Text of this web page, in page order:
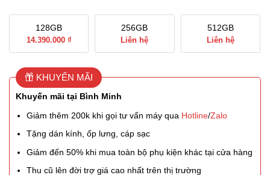
128GB
14.390.000 ₫
256GB
Liên hệ
512GB
Liên hệ
KHUYẾN MÃI
Khuyến mãi tại Bình Minh
Giảm thêm 200k khi gọi tư vấn máy qua Hotline/Zalo
Tặng dán kính, ốp lưng, cáp sạc
Giảm đến 50% khi mua toàn bộ phụ kiện khác tại cửa hàng
Thu cũ lên đời trợ giá cao nhất trên thị trường